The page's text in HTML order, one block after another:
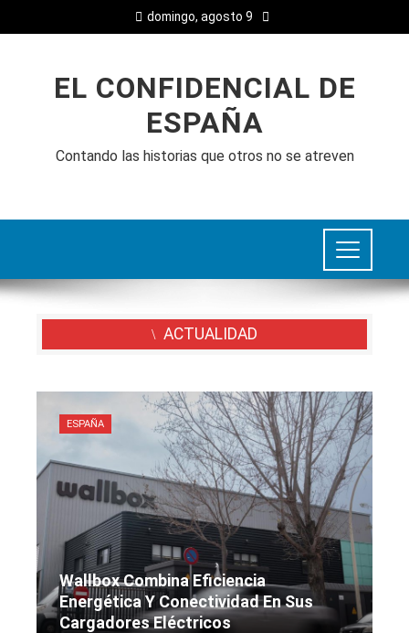
domingo, agosto 9
EL CONFIDENCIAL DE
ESPAÑA
Contando las historias que otros no se atreven
ACTUALIDAD
ESPAÑA
Wallbox Combina Eficiencia
Energética Y Conectividad En Sus
Cargadores Eléctricos